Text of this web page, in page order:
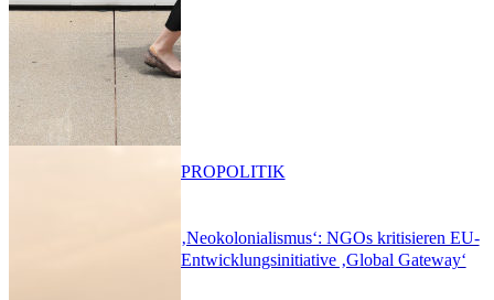
‚Neokolonialismus‘: NGOs kritisieren EU-
Entwicklungsinitiative ‚Global Gateway‘
PROPOLITIK